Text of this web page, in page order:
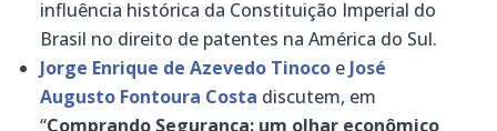
influência histórica da Constituição Imperial do
Brasil no direito de patentes na América do Sul.
Jorge Enrique de Azevedo Tinoco e José
Augusto Fontoura Costa discutem, em
“Comprando Segurança: um olhar econômico